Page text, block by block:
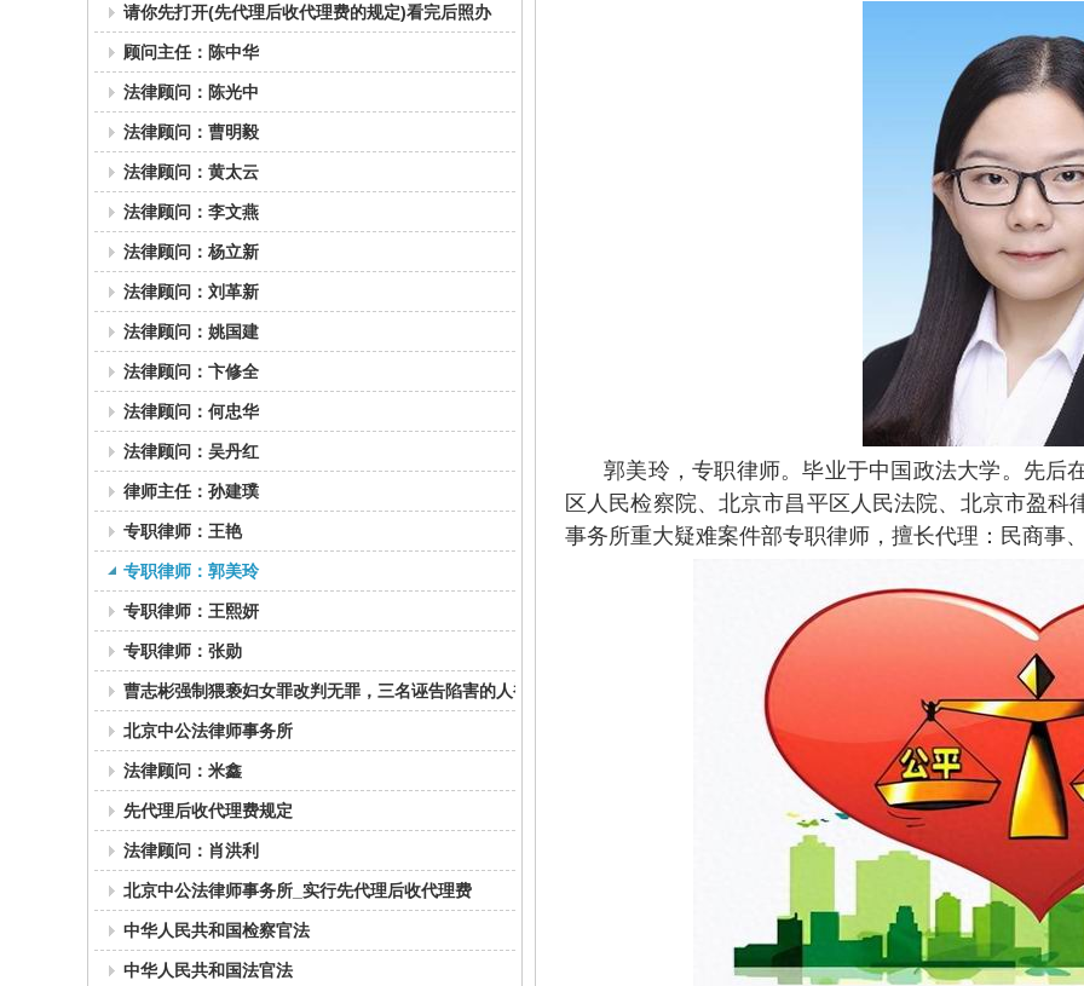
请你先打开(先代理后收代理费的规定)看完后照办
顾问主任：陈中华
法律顾问：陈光中
法律顾问：曹明毅
法律顾问：黄太云
法律顾问：李文燕
法律顾问：杨立新
法律顾问：刘革新
法律顾问：姚国建
法律顾问：卞修全
法律顾问：何忠华
法律顾问：吴丹红
律师主任：孙建璞
专职律师：王艳
专职律师：郭美玲
专职律师：王熙妍
专职律师：张勋
曹志彬强制猥亵妇女罪改判无罪，三名诬告陷害的人被判刑二三年
北京中公法律师事务所
法律顾问：米鑫
先代理后收代理费规定
法律顾问：肖洪利
北京中公法律师事务所_实行先代理后收代理费
中华人民共和国检察官法
中华人民共和国法官法
郭美玲，专职律师。毕业于中国政法大学。 先后
区人民检察院、北京市昌平区人民法院、北京市盈
事务所重大疑难案件部专职律师，擅长代理：民商事